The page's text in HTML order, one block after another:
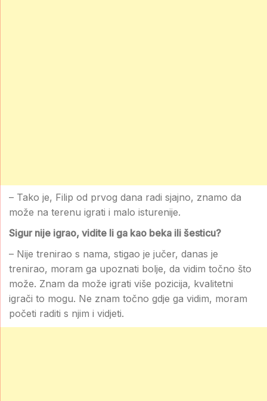
– Tako je, Filip od prvog dana radi sjajno, znamo da
može na terenu igrati i malo isturenije.
Sigur nije igrao, vidite li ga kao beka ili šesticu?
– Nije trenirao s nama, stigao je jučer, danas je
trenirao, moram ga upoznati bolje, da vidim točno što
može. Znam da može igrati više pozicija, kvalitetni
igrači to mogu. Ne znam točno gdje ga vidim, moram
početi raditi s njim i vidjeti.